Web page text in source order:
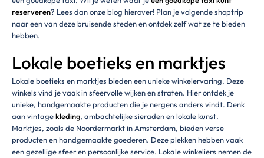
reserveren? Lees dan onze blog hierover! Plan je volgende shoptrip
naar een van deze bruisende steden en ontdek zelf wat ze te bieden
hebben.
Lokale boetieks en marktjes
Lokale boetieks en marktjes bieden een unieke winkelervaring. Deze
winkels vind je vaak in sfeervolle wijken en straten. Hier ontdek je
unieke, handgemaakte producten die je nergens anders vindt. Denk
aan vintagekleding, ambachtelijke sieraden en lokale kunst.
Marktjes, zoals de Noordermarkt in Amsterdam, bieden verse
producten en handgemaakte goederen. Deze plekken hebben vaak
een gezellige sfeer en persoonlijke service. Lokale winkeliers nemen de